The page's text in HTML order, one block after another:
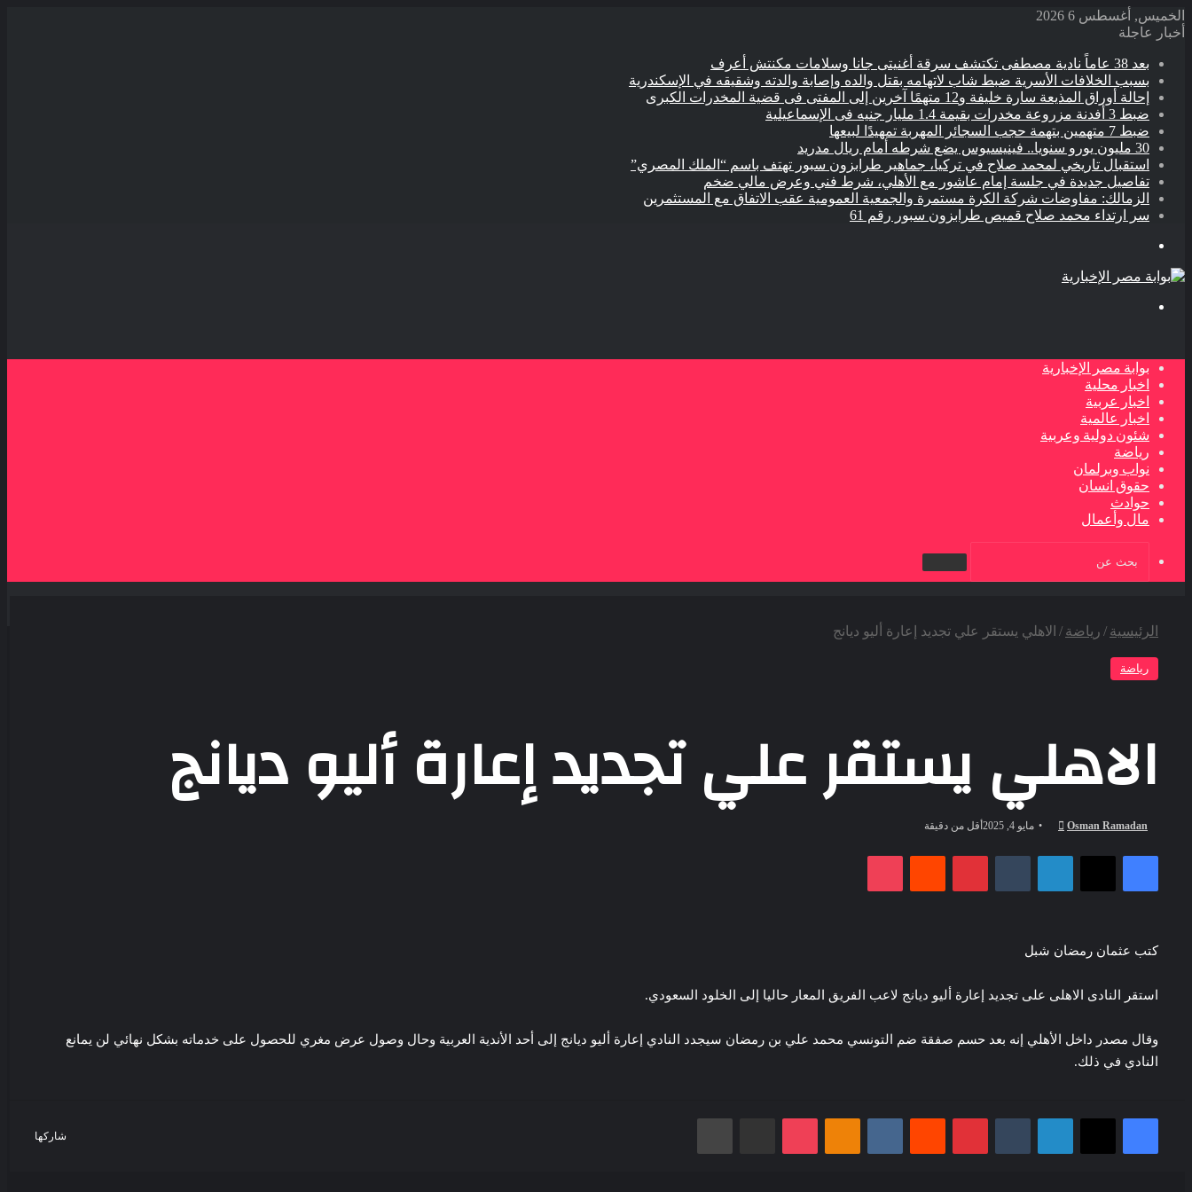
الخميس, أغسطس 6 2026
أخبار عاجلة
بعد 38 عاماً نادية مصطفى تكتشف سرقة أغنيتى جانا وسلامات مكنتش أعرف
بسبب الخلافات الأسرية ضبط شاب لاتهامه بقتل والده وإصابة والدته وشقيقه في الإسكندرية
إحالة أوراق المذيعة سارة خليفة و12 متهمًا آخرين إلى المفتى فى قضية المخدرات الكبرى
ضبط 3 أفدنة مزروعة مخدرات بقيمة 1.4 مليار جنيه فى الإسماعيلية
ضبط 7 متهمين بتهمة حجب السجائر المهربة تمهيدًا لبيعها
30 مليون يورو سنويا.. فينيسيوس يضع شرطه أمام ريال مدريد
استقبال تاريخي لمحمد صلاح في تركيا، جماهير طرابزون سبور تهتف باسم “الملك المصري”
تفاصيل جديدة في جلسة إمام عاشور مع الأهلي، شرط فني وعرض مالي ضخم
الزمالك: مفاوضات شركة الكرة مستمرة والجمعية العمومية عقب الاتفاق مع المستثمرين
سر ارتداء محمد صلاح قميص طرابزون سبور رقم 61
بوابة مصر الإخبارية
اخبار محلية
اخبار عربية
اخبار عالمية
شئون دولية وعربية
رياضة
نواب وبرلمان
حقوق انسان
حوادث
مال وأعمال
بحث
الرئيسية / رياضة / الاهلي يستقر علي تجديد إعارة أليو ديانج
رياضة
الاهلي يستقر علي تجديد إعارة أليو ديانج
Osman Ramadan
أرسل مايو 4, 2025 أقل من دقيقة
فيسبوك‫X لينكدإن بينتيريست ‫Pocket
كتب عثمان رمضان شبل
استقر النادى الاهلى على تجديد إعارة أليو ديانج لاعب الفريق المعار حاليا إلى الخلود السعودي.
وقال مصدر داخل الأهلي إنه بعد حسم صفقة ضم التونسي محمد علي بن رمضان سيجدد النادي إعارة أليو ديانج إلى أحد الأندية العربية وحال وصول عرض مغري للحصول على خدماته بشكل نهائي لن يمانع
النادي في ذلك.
شاركها
فيسبوك‫X لينكدإن بينتيريست Odnoklassniki
‫Pocket طباعة